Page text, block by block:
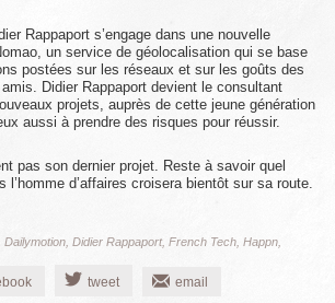
Rappaport s’engage dans une nouvelle
un service de géolocalisation qui se base
postées sur les réseaux et sur les goûts des
Didier Rappaport devient le consultant
projets, auprès de cette jeune génération
aussi à prendre des risques pour réussir.
pas son dernier projet. Reste à savoir quel
l’homme d’affaires croisera bientôt sur sa route.
Dailymotion Didier Rappaport, French Tech Happn
tweet email